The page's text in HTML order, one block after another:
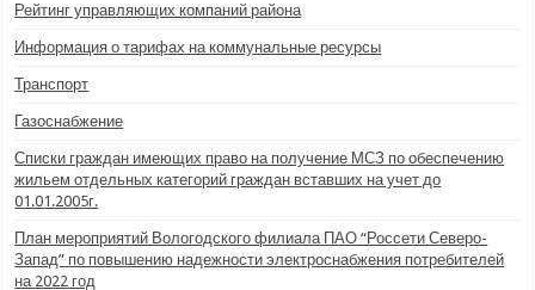
Рейтинг управляющих компаний района
Информация о тарифах на коммунальные ресурсы
Транспорт
Газоснабжение
Списки граждан имеющих право на получение МСЗ по обеспечению
жильем отдельных категорий граждан вставших на учет до
01.01.2005г.
План мероприятий Вологодского филиала ПАО “Россети Северо-
Запад” по повышению надежности электроснабжения потребителей
на 2022 год